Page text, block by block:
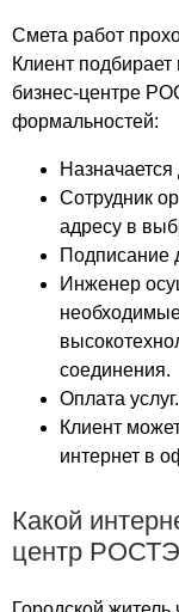
Александр Лэнд
Алтуфьево
Альфа Арбат
Аннино плаза
Антарис
Аполлония
Ареал
Арена Плаза
Артс Палас
Арфа
Атлас
Атриум
Афимолл
Бастион Капитал
башня Восток
Башня на
Смета работ
Клиент
бизнес-центре
формальностей:
Назначается
Сотрудник
адресу в
Подписание
Инженер
соединения.
Оплата услуг.
Клиент
интернет в
Какой
центр